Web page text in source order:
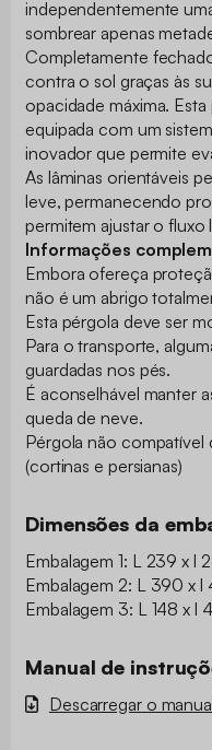
independentemente
sombrear apenas
Completamente
contra o sol graças às
opacidade máxima.
equipada com um
inovador que permite
As lâminas orientáveis
leve, permanecendo
permitem ajustar o fluxo
Informações
Embora ofereça
não é um abrigo
Esta pérgola deve ser
Para o transporte,
guardadas nos pés.
É aconselhável manter
queda de neve.
Pérgola não compatível
(cortinas e persianas)
Dimensões da
Embalagem 1: L 239 x l
Embalagem 2: L 390 x l
Embalagem 3: L 148 x l
Manual de
Descarregar o